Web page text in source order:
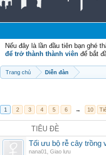
Nếu đây là lần đầu tiên bạn ghé
để trở thành thành viên để bắt
Trang chủ Diễn đàn
1 2 3 4 5 6 → 10
TIÊU ĐỀ
Tối ưu bộ rễ cây trồng
nana01
Giao lưu